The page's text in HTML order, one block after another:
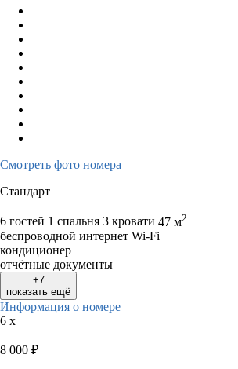
Смотреть фото номера
Стандарт
6 гостей 1 спальня 3 кровати 47 м2
беспроводной интернет Wi-Fi
кондиционер
отчётные документы
+7
показать ещё
Информация о номере
6 x
8 000 ₽